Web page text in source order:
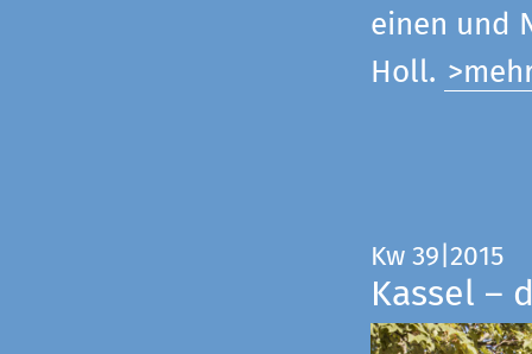
einen und
Holl.
Kw 39|2015
Kassel –